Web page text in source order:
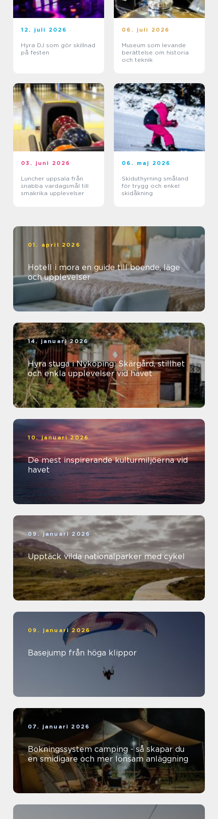
12. juli 2026
Hyra DJ som gör skillnad
på festen
06. juli 2026
Museum som levande
berättelse om historia
och teknik
03. juni 2026
Luncher uppsala från
snabba vardagsmål till
smakrika upplevelser
06. maj 2026
Skiduthyrning småland
för trygg och enkel
skidåkning
01. april 2026
Hotell i mora en guide till boende, läge
och upplevelser
14. januari 2026
Hyra stuga i Nyköping: Skärgård, stillhet
och enkla upplevelser vid havet
10. januari 2026
De mest inspirerande kulturmiljöerna vid
havet
09. januari 2026
Upptäck vilda nationalparker med cykel
09. januari 2026
Basejump från höga klippor
07. januari 2026
Bokningssystem camping - så skapar du
en smidigare och mer lönsam anläggning